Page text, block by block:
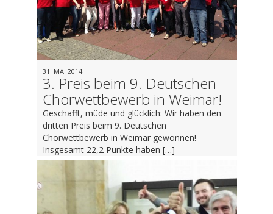
31. MAI 2014
3. Preis beim 9. Deutschen
Chorwettbewerb in Weimar!
Geschafft, müde und glücklich: Wir haben den
dritten Preis beim 9. Deutschen
Chorwettbewerb in Weimar gewonnen!
Insgesamt 22,2 Punkte haben […]